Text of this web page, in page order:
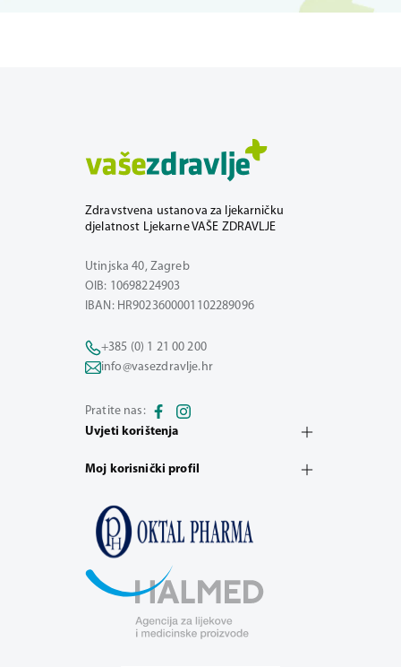
Zdravstvena ustanova za ljekarničku
djelatnost Ljekarne VAŠE ZDRAVLJE
Utinjska 40, Zagreb
OIB: 10698224903
IBAN: HR9023600001102289096
+385 (0) 1 21 00 200
info@vasezdravlje.hr
Pratite nas:
Uvjeti korištenja
Moj korisnički profil